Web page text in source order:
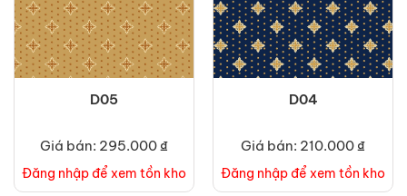
D05
Giá bán: 295.000 ₫
Đăng nhập để xem tồn kho
D04
Giá bán: 210.000 ₫
Đăng nhập để xem tồn kho